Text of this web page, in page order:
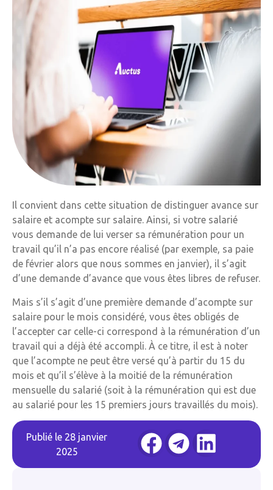
Il convient dans cette situation de distinguer avance sur
salaire et acompte sur salaire. Ainsi, si votre salarié
vous demande de lui verser sa rémunération pour un
travail qu’il n’a pas encore réalisé (par exemple, sa paie
de février alors que nous sommes en janvier), il s’agit
d’une demande d’avance que vous êtes libres de refuser.
Mais s’il s’agit d’une première demande d’acompte sur
salaire pour le mois considéré, vous êtes obligés de
l’accepter car celle-ci correspond à la rémunération d’un
travail qui a déjà été accompli. À ce titre, il est à noter
que l’acompte ne peut être versé qu’à partir du 15 du
mois et qu’il s’élève à la moitié de la rémunération
mensuelle du salarié (soit à la rémunération qui est due
au salarié pour les 15 premiers jours travaillés du mois).
Publié le 28 janvier
2025